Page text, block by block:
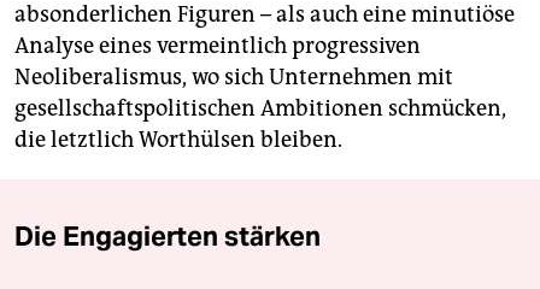
absonderlichen Figuren – als auch eine minutiöse
Analyse eines vermeintlich progressiven
Neoliberalismus, wo sich Unternehmen mit
gesellschaftspolitischen Ambitionen schmücken,
die letztlich Worthülsen bleiben.
Die Engagierten stärken